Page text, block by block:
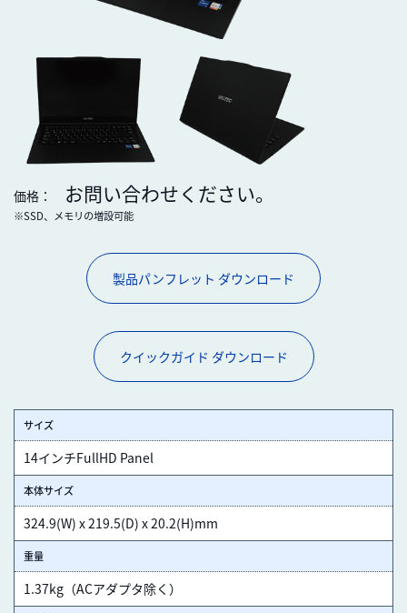
価格： お問い合わせください。
※SSD、メモリの増設可能
製品パンフレット ダウンロード
クイックガイド ダウンロード
サイズ
14インチFullHD Panel
本体サイズ
324.9(W) x 219.5(D) x 20.2(H)mm
重量
1.37kg（ACアダプタ除く）